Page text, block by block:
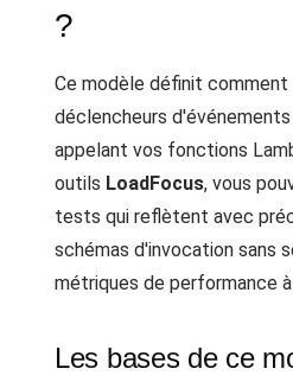
?
Ce modèle définit comment
déclencheurs
appelant vos fonctions
outils LoadFocus, vous
tests qui reflètent avec
schémas d'invocation sans
métriques de performance
Les bases de ce